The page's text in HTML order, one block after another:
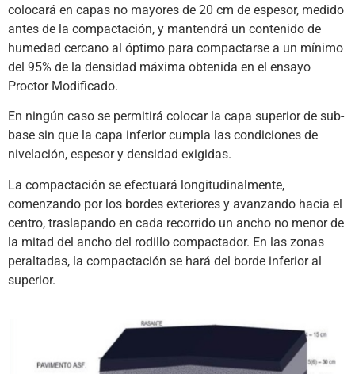
colocará en capas no mayores de 20 cm de espesor, medido
antes de la compactación, y mantendrá un contenido de
humedad cercano al óptimo para compactarse a un mínimo
del 95% de la densidad máxima obtenida en el ensayo
Proctor Modificado.
En ningún caso se permitirá colocar la capa superior de sub-
base sin que la capa inferior cumpla las condiciones de
nivelación, espesor y densidad exigidas.
La compactación se efectuará longitudinalmente,
comenzando por los bordes exteriores y avanzando hacia el
centro, traslapando en cada recorrido un ancho no menor de
la mitad del ancho del rodillo compactador. En las zonas
peraltadas, la compactación se hará del borde inferior al
superior.